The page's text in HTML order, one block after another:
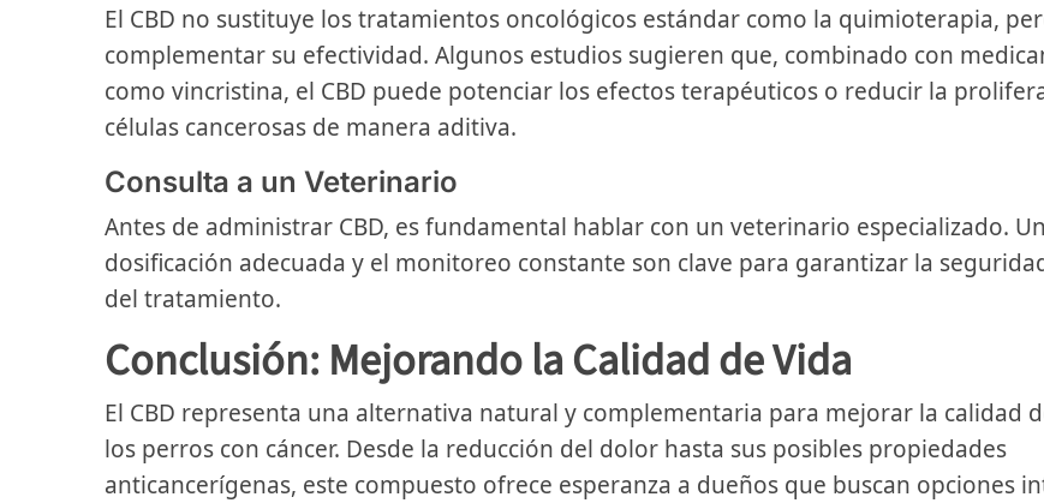
El CBD no sustituye los tratamientos oncológicos estándar como la quimioterapia,
complementar su efectividad. Algunos estudios sugieren que, combinado con
como vincristina, el CBD puede potenciar los efectos terapéuticos o reducir la
células cancerosas de manera aditiva.
Consulta a un Veterinario
Antes de administrar CBD, es fundamental hablar con un veterinario especializado.
dosificación adecuada y el monitoreo constante son clave para garantizar la
del tratamiento.
Conclusión: Mejorando la Calidad de Vida
El CBD representa una alternativa natural y complementaria para mejorar la calidad
los perros con cáncer. Desde la reducción del dolor hasta sus posibles propiedades
anticancerígenas, este compuesto ofrece esperanza a dueños que buscan opciones